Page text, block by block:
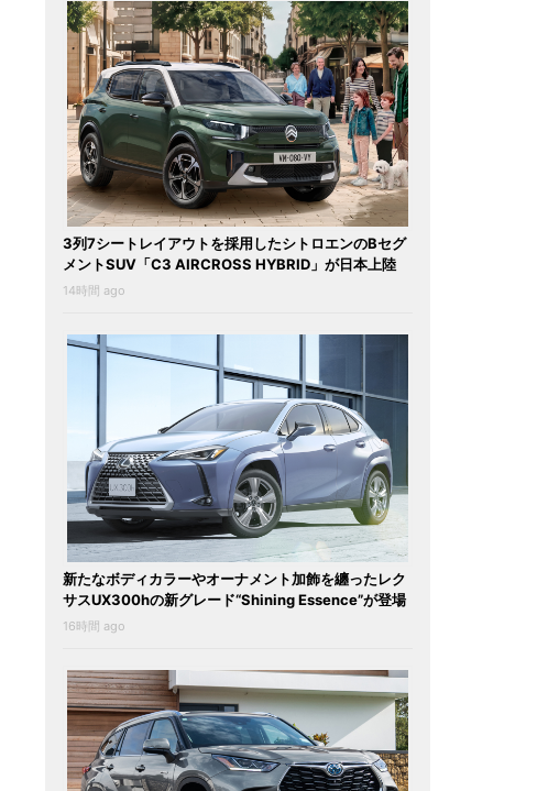
3列7シートレイアウトを採用したシトロエンのBセグ
メントSUV「C3 AIRCROSS HYBRID」が日本上陸
14時間 ago
新たなボディカラーやオーナメント加飾を纏ったレク
サスUX300hの新グレード“Shining Essence”が登場
16時間 ago